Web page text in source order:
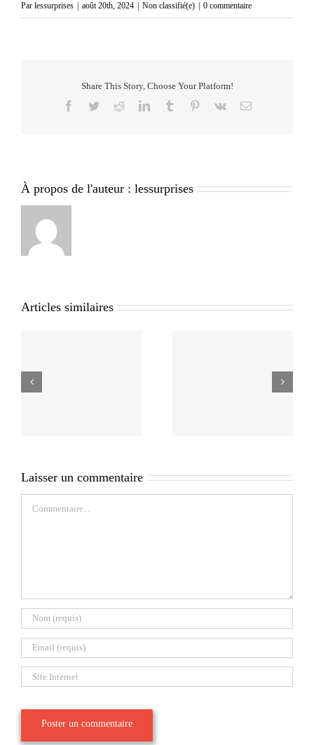
Par lessurprises août 20th, 2024 Non classifié(e) 0 commentaire
Share This Story, Choose Your Platform!
Facebook
TwitterRedditLinkedInTumblr Pinterest
Vk Email
À propos de l'auteur : lessurprises
Articles similaires
Laisser un commentaire
Commentaire